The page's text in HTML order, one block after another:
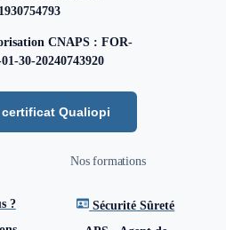
CNAPS : FOR-
30-20240743920
Qualiopi
?
Nos formations
Sécurité Sûreté